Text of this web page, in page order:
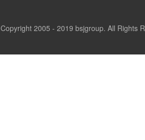
Copyright 2005 - 2019 bsjgroup. All Rights